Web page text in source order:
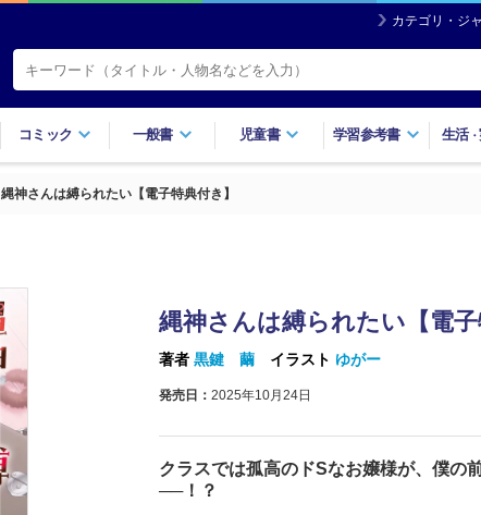
カテゴリ・ジ
コミック 一般書 児童書 学習参考書 生活・
縄神さんは縛られたい【電子特典付き】
縄神さんは縛られたい【電子
著者 黒鍵 繭 イラスト ゆがー
発売日： 2025年10月24日
クラスでは孤高のドSなお嬢様が、僕の
──！？